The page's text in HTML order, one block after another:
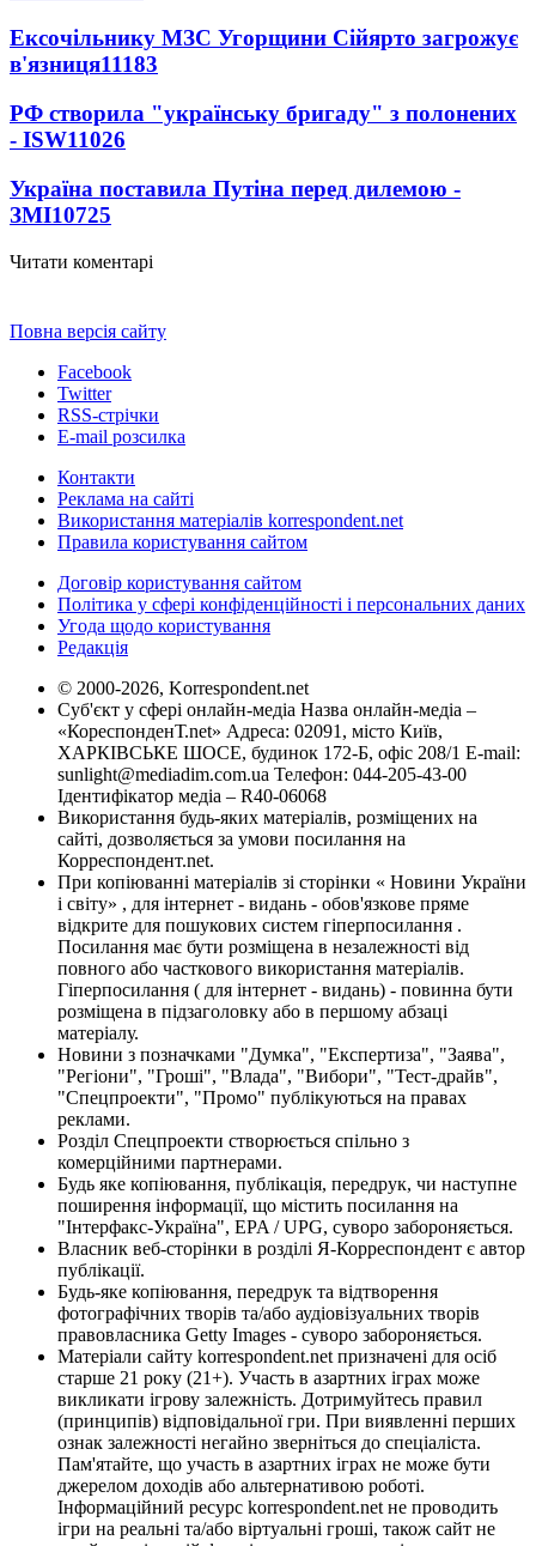
Ексочільнику МЗС Угорщини Сійярто загрожує
в'язниця11183
РФ створила "українську бригаду" з полонених
- ISW11026
Україна поставила Путіна перед дилемою -
ЗМІ10725
Читати коментарі
Повна версія сайту
Facebook
Twitter
RSS-стрічки
E-mail розсилка
Контакти
Реклама на сайті
Використання матеріалів korrespondent.net
Правила користування сайтом
Договір користування сайтом
Політика у сфері конфіденційності і персональних даних
Угода щодо користування
Редакція
© 2000-2026, Korrespondent.net
Суб'єкт у сфері онлайн-медіа Назва онлайн-медіа –
«КореспонденТ.net» Адреса: 02091, місто Київ,
ХАРКІВСЬКЕ ШОСЕ, будинок 172-Б, офіс 208/1 E-mail:
sunlight@mediadim.com.ua Телефон: 044-205-43-00
Ідентифікатор медіа – R40-06068
Використання будь-яких матеріалів, розміщених на
сайті, дозволяється за умови посилання на
Корреспондент.net.
При копіюванні матеріалів зі сторінки « Новини України
і світу» , для інтернет - видань - обов'язкове пряме
відкрите для пошукових систем гіперпосилання .
Посилання має бути розміщена в незалежності від
повного або часткового використання матеріалів.
Гіперпосилання ( для інтернет - видань) - повинна бути
розміщена в підзаголовку або в першому абзаці
матеріалу.
Новини з позначками "Думка", "Експертиза", "Заява",
"Регіони", "Гроші", "Влада", "Вибори", "Тест-драйв",
"Спецпроекти", "Промо" публікуються на правах
реклами.
Розділ Спецпроекти створюється спільно з
комерційними партнерами.
Будь яке копіювання, публікація, передрук, чи наступне
поширення інформації, що містить посилання на
"Інтерфакс-Україна", EPA / UPG, суворо забороняється.
Власник веб-сторінки в розділі Я-Корреспондент є автор
публікації.
Будь-яке копіювання, передрук та відтворення
фотографічних творів та/або аудіовізуальних творів
правовласника Getty Images - суворо забороняється.
Матеріали сайту korrespondent.net призначені для осіб
старше 21 року (21+). Участь в азартних іграх може
викликати ігрову залежність. Дотримуйтесь правил
(принципів) відповідальної гри. При виявленні перших
ознак залежності негайно зверніться до спеціаліста.
Пам'ятайте, що участь в азартних іграх не може бути
джерелом доходів або альтернативою роботі.
Інформаційний ресурс korrespondent.net не проводить
ігри на реальні та/або віртуальні гроші, також сайт не